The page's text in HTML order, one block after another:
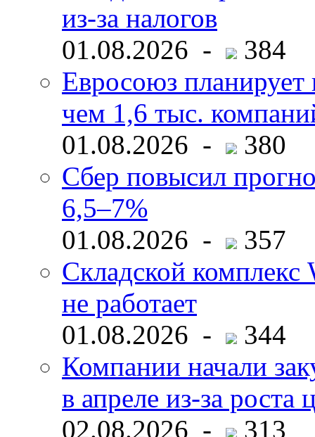
из-за налогов
01.08.2026 -
384
Евросоюз планирует
чем 1,6 тыс.
01.08.2026 -
380
Сбер повысил
6,5–7%
01.08.2026 -
357
Складской комплекс
не работает
01.08.2026 -
344
Компании начали
в апреле из-за роста
02.08.2026 -
313